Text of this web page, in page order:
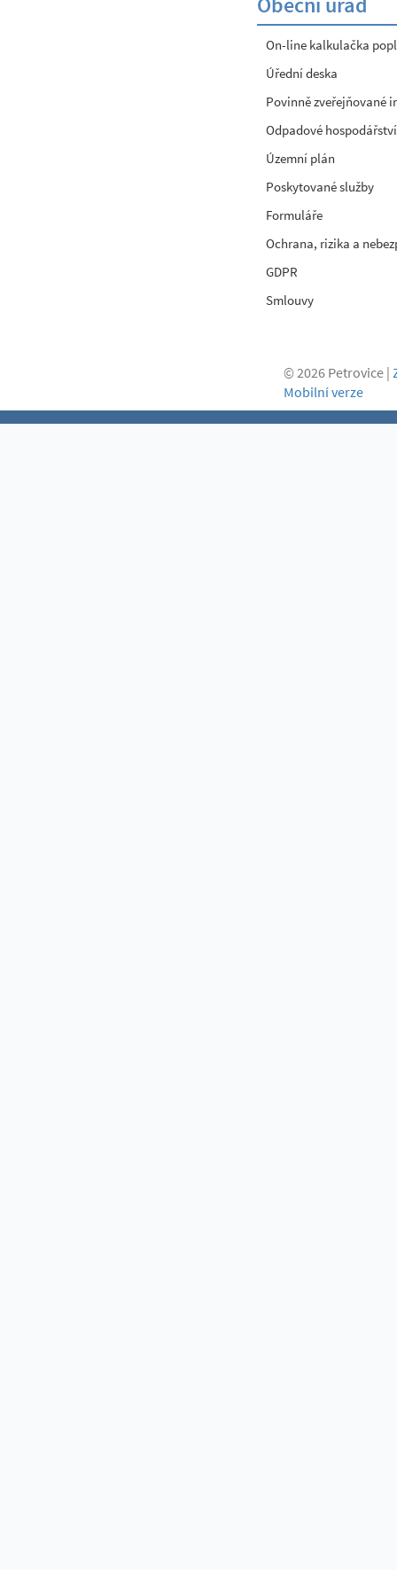
On-line kalkulačka
Úřední deska
Povinně zveřejňované
Odpadové hospodářství
Územní plán
Poskytované služby
Formuláře
Ochrana, rizika a
GDPR
Smlouvy
© 2026 Petrovice |
Mobilní verze